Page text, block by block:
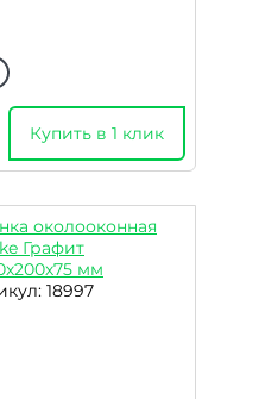
Купить в 1 клик
околооконная
Графит
мм
18997